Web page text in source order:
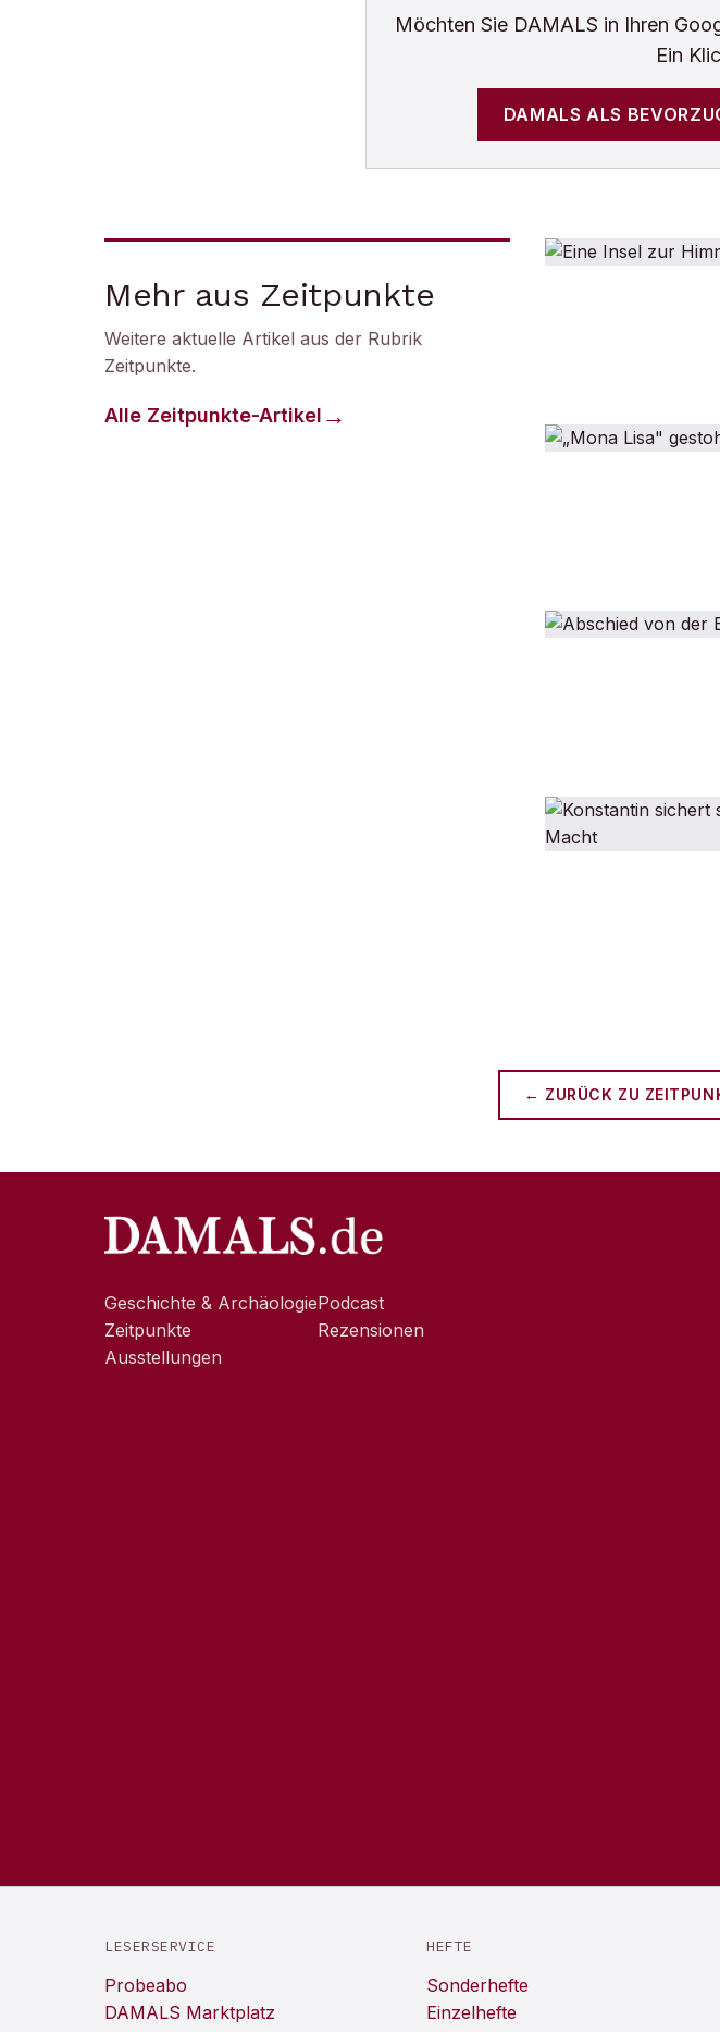
Möchten Sie DAMALS in Ihren
Ein
DAMALS ALS
Mehr aus Zeitpunkte
Weitere aktuelle Artikel aus der Rubrik
Zeitpunkte.
Alle Zeitpunkte-Artikel
← ZURÜCK ZU
Geschichte & Archäologie
Zeitpunkte
Ausstellungen
Podcast
Rezensionen
LESERSERVICE
Probeabo
DAMALS Marktplatz
HEFTE
Sonderhefte
Einzelhefte